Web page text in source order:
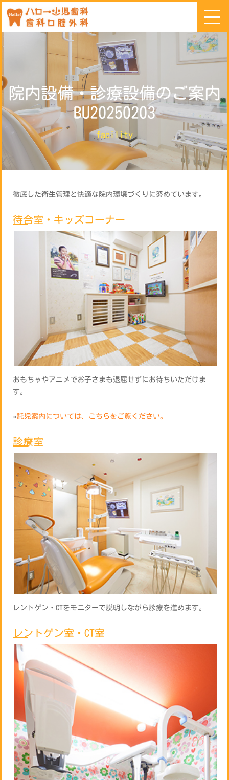
院内設備・診療設備のご案内
BU20250203
facility
徹底した衛生管理と快適な院内環境づくりに努めています。
待合室・キッズコーナー
おもちゃやアニメでお子さまも退屈せずにお待ちいただけま
す。
»託児案内については、こちらをご覧ください。
診療室
レントゲン・CTをモニターで説明しながら診療を進めます。
レントゲン室・CT室